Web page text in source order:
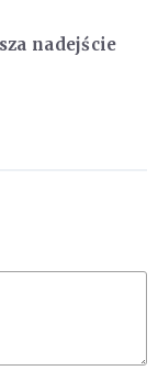
nadejście